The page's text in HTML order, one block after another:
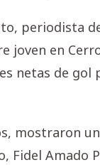
periodista
joven en
netas de gol
mostraron
Fidel Amado